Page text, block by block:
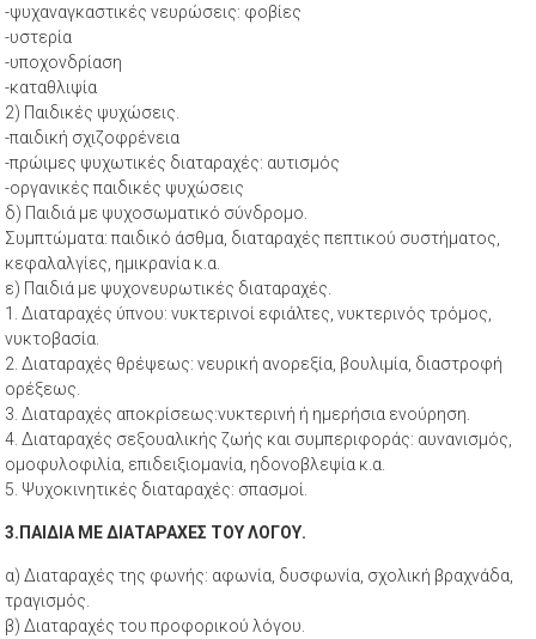
-ψυχαναγκαστικές νευρώσεις: φοβίες
-υστερία
-υποχονδρίαση
-καταθλιψία
2) Παιδικές ψυχώσεις.
-παιδική σχιζοφρένεια
-πρώιμες ψυχωτικές διαταραχές: αυτισμός
-οργανικές παιδικές ψυχώσεις
δ) Παιδιά με ψυχοσωματικό σύνδρομο.
Συμπτώματα: παιδικό άσθμα, διαταραχές πεπτικού συστήματος,
κεφαλαλγίες, ημικρανία κ.α.
ε) Παιδιά με ψυχονευρωτικές διαταραχές.
1. Διαταραχές ύπνου: νυκτερινοί εφιάλτες, νυκτερινός τρόμος,
νυκτοβασία.
2. Διαταραχές θρέψεως: νευρική ανορεξία, βουλιμία, διαστροφή
ορέξεως.
3. Διαταραχές αποκρίσεως:νυκτερινή ή ημερήσια ενούρηση.
4. Διαταραχές σεξουαλικής ζωής και συμπεριφοράς: αυνανισμός,
ομοφυλοφιλία, επιδειξιομανία, ηδονοβλεψία κ.α.
5. Ψυχοκινητικές διαταραχές: σπασμοί.
3.ΠΑΙΔΙΑ ΜΕ ΔΙΑΤΑΡΑΧΕΣ ΤΟΥ ΛΟΓΟΥ.
α) Διαταραχές της φωνής: αφωνία, δυσφωνία, σχολική βραχνάδα,
τραγισμός.
β) Διαταραχές του προφορικού λόγου.